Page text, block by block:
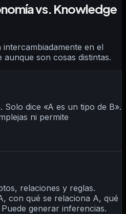
vs. Knowledge
en el
son cosas distintas.
dice «A es un tipo de B».
ni permite
relaciones y reglas.
con qué se relaciona A, qué
generar inferencias.